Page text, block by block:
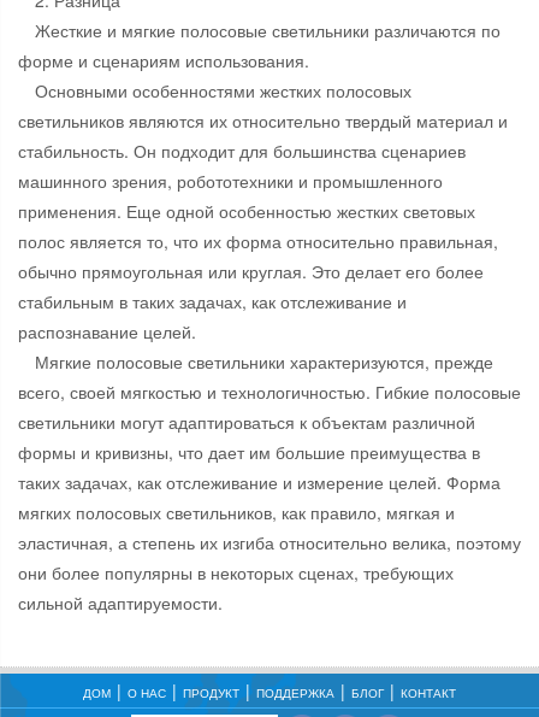
Жесткие и мягкие полосовые светильники различаются по
форме и сценариям использования.
Основными особенностями жестких полосовых
светильников являются их относительно твердый материал и
стабильность. Он подходит для большинства сценариев
машинного зрения, робототехники и промышленного
применения. Еще одной особенностью жестких световых
полос является то, что их форма относительно правильная,
обычно прямоугольная или круглая. Это делает его более
стабильным в таких задачах, как отслеживание и
распознавание целей.
Мягкие полосовые светильники характеризуются, прежде
всего, своей мягкостью и технологичностью. Гибкие полосовые
светильники могут адаптироваться к объектам различной
формы и кривизны, что дает им большие преимущества в
таких задачах, как отслеживание и измерение целей. Форма
мягких полосовых светильников, как правило, мягкая и
эластичная, а степень их изгиба относительно велика, поэтому
они более популярны в некоторых сценах, требующих
сильной адаптируемости.
ДОМ О НАС ПРОДУКТ ПОДДЕРЖКА БЛОГ КОНТАКТ